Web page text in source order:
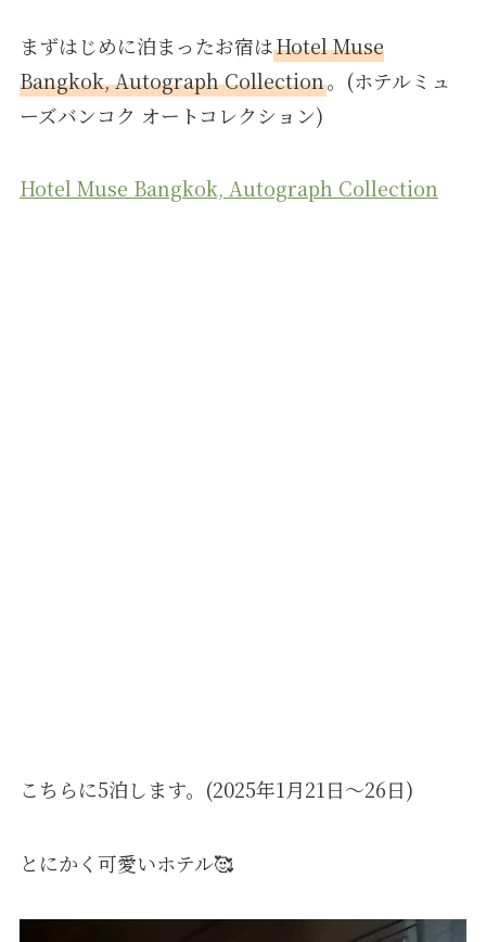
まずはじめに泊まったお宿はHotel Muse
Bangkok, Autograph Collection。(ホテルミュ
ーズバンコク オートコレクション)
Hotel Muse Bangkok, Autograph Collection
こちらに5泊します。(2025年1月21日〜26日)
とにかく可愛いホテル🥰